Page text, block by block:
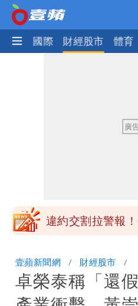
社會 國際 財經股市 體育
蔣萬安民調只贏
影曝 網驚覺不對
違約交割拉警報
怪」：不像被害人
藍昔狂譙擋疫苗
壹蘋新聞網 財經股市
卓榮泰稱「還